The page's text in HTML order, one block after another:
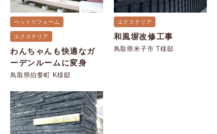
ペットリフォーム
エクステリア
わんちゃんも快適なガ
ーデンルームに変身
鳥取県伯耆町 K様邸
エクステリア
和風塀改修工事
鳥取県米子市 T様邸